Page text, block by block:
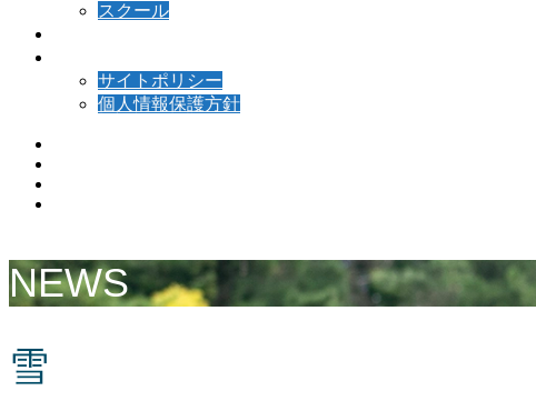
スクール
サイトポリシー
個人情報保護方針
NEWS
雪